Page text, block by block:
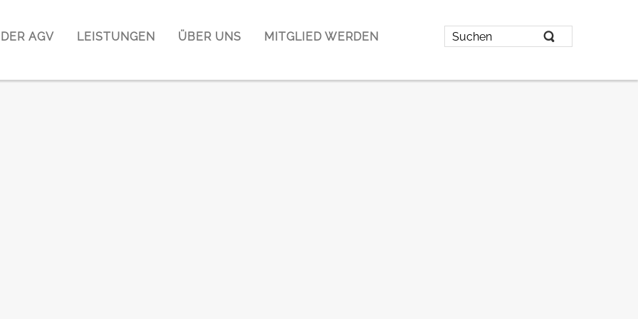
DER AGV LEISTUNGEN ÜBER UNS MITGLIED WERDEN